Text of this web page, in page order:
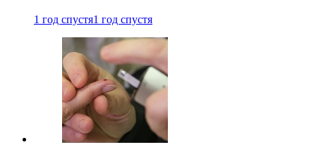
1 год спустя1 год спустя